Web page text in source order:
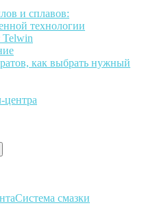
и сплавов:
технологии
как выбрать нужный
центра
Система смазки